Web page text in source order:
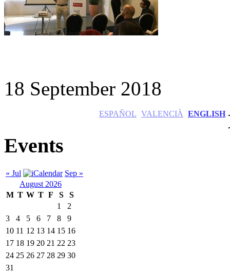
18 September 2018
ESPAÑOL VALENCIÀ ENGLISH
Events
« Jul
Sep »
August 2026
M T W T F S
S
1
2
3
4 5 6 7 8
9
10 11 12 13 14 15 16
17 18 19 20 21 22 23
24 25 26 27 28 29 30
31